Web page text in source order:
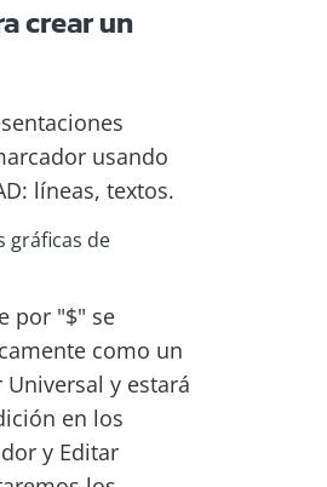
crear un
usando
líneas, textos.
por "$" se
como un
y estará
en los
y Editar